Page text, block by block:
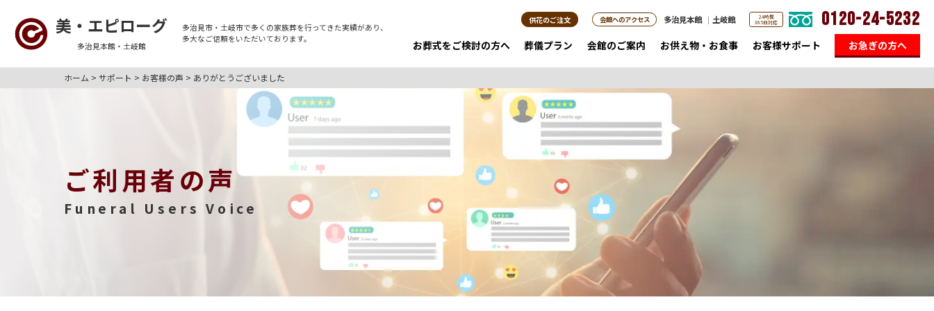
美・エピローグ
多治見本館・土岐館
多治見市・土岐市で多くの家族葬を行ってきた実績があり、
多大なご信頼をいただいております。
供花のご注文 会館へのアクセス 多治見本館 土岐館
24時間
365日対応
0120-24-5232
お葬式をご検討の方へ 葬儀プラン 会館のご案内 お供え物・お食事 お客様サポート お急ぎの方へ
ホーム > サポート > お客様の声 > ありがとうございました
ご利用者の声
Funeral Users Voice